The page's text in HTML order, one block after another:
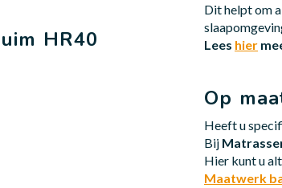
HR40
Dit helpt om
Lees hier
Op
Heeft u
Bij
Hier kunt u
Maatwerk